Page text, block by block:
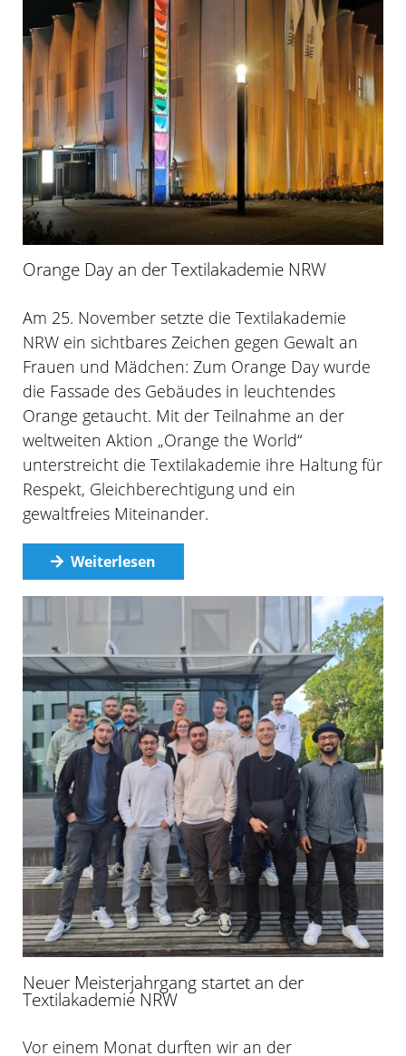
Orange Day an der Textilakademie NRW
Am 25. November setzte die Textilakademie
NRW ein sichtbares Zeichen gegen Gewalt an
Frauen und Mädchen: Zum Orange Day wurde
die Fassade des Gebäudes in leuchtendes
Orange getaucht. Mit der Teilnahme an der
weltweiten Aktion „Orange the World“
unterstreicht die Textilakademie ihre Haltung für
Respekt, Gleichberechtigung und ein
gewaltfreies Miteinander.
Weiterlesen
Neuer Meisterjahrgang startet an der
Textilakademie NRW
Vor einem Monat durften wir an der